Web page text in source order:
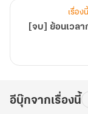
เรื่อง
[จบ] ย้อนเวล
อีบุ๊กจากเรื่องนี้